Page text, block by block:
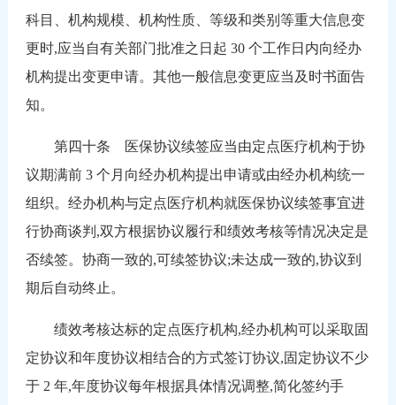
科目、机构规模、机构性质、等级和类别等重大信息变
更时,应当自有关部门批准之日起 30 个工作日内向经办
机构提出变更申请。其他一般信息变更应当及时书面告
知。
第四十条 医保协议续签应当由定点医疗机构于协
议期满前 3 个月向经办机构提出申请或由经办机构统一
组织。经办机构与定点医疗机构就医保协议续签事宜进
行协商谈判,双方根据协议履行和绩效考核等情况决定是
否续签。协商一致的,可续签协议;未达成一致的,协议到
期后自动终止。
绩效考核达标的定点医疗机构,经办机构可以采取固
定协议和年度协议相结合的方式签订协议,固定协议不少
于 2 年,年度协议每年根据具体情况调整,简化签约手